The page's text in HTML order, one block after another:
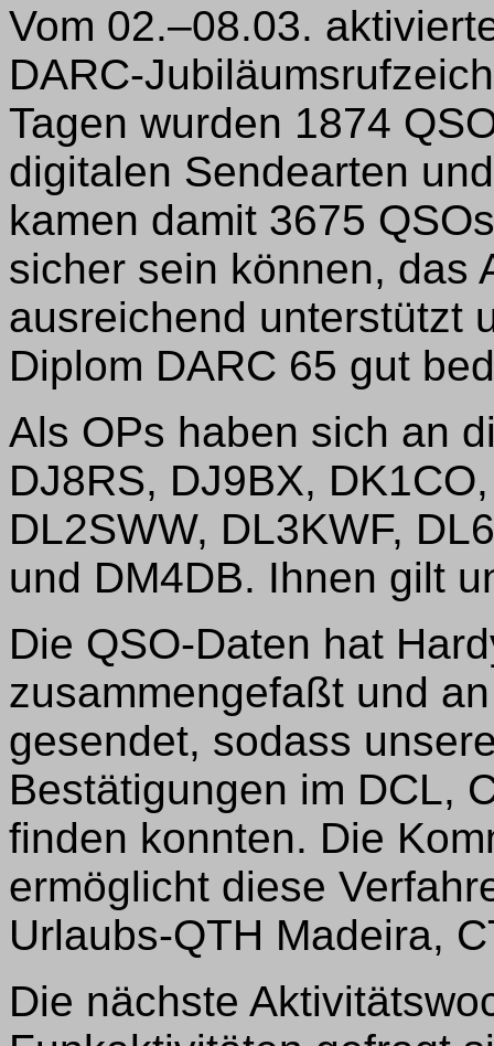
Vom 02.–08.03.
DARC-
Tagen wurden 1874
digitalen Sendearten
kamen damit 3675
sicher sein können, das
ausreichend unterstützt
Diplom DARC 65 gut
Als OPs haben sich an
DJ8RS, DJ9BX,
DL2SWW, DL3KWF,
und DM4DB. Ihnen gilt
Die QSO-Daten hat
zusammengefaßt und
gesendet, sodass
Bestätigungen im DCL,
finden konnten. Die
ermöglicht diese
Urlaubs-QTH Madeira,
Die nächste